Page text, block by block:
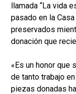
llamada “La vida
pasado en la
preservados
donación que
«Es un honor que
de tanto trabajo
piezas donadas